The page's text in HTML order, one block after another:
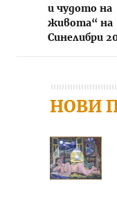
и чудото на
живота“ на
Синелибри
НОВИ